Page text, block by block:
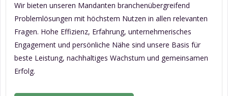
Wir bieten unseren Mandanten branchenübergreifend
Problemlösungen mit höchstem Nutzen in allen relevanten
Fragen. Hohe Effizienz, Erfahrung, unternehmerisches
Engagement und persönliche Nähe sind unsere Basis für
beste Leistung, nachhaltiges Wachstum und gemeinsamen
Erfolg.